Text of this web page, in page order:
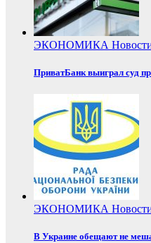
ЭКОНОМИКА
ПриватБанк выиграл суд
ЭКОНОМИКА
В Украине обещают не